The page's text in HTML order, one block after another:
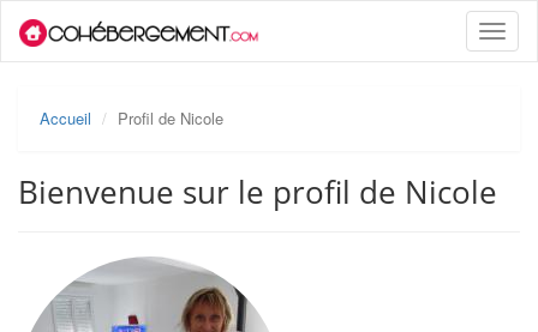
Toggle
Accueil Profil de Nicole
Bienvenue sur le profil de Nicole